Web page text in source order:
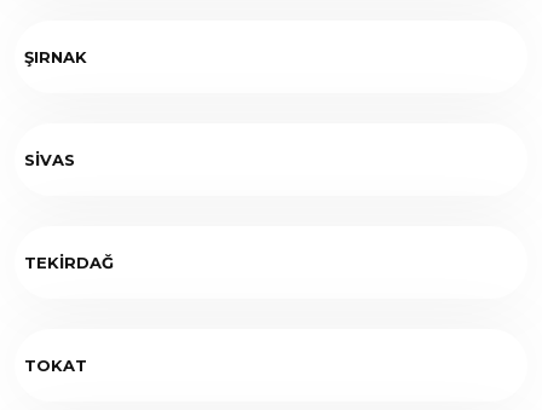
ŞIRNAK
SİVAS
TEKİRDAĞ
TOKAT